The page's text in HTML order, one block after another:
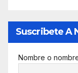
Suscribete A
Nombre o